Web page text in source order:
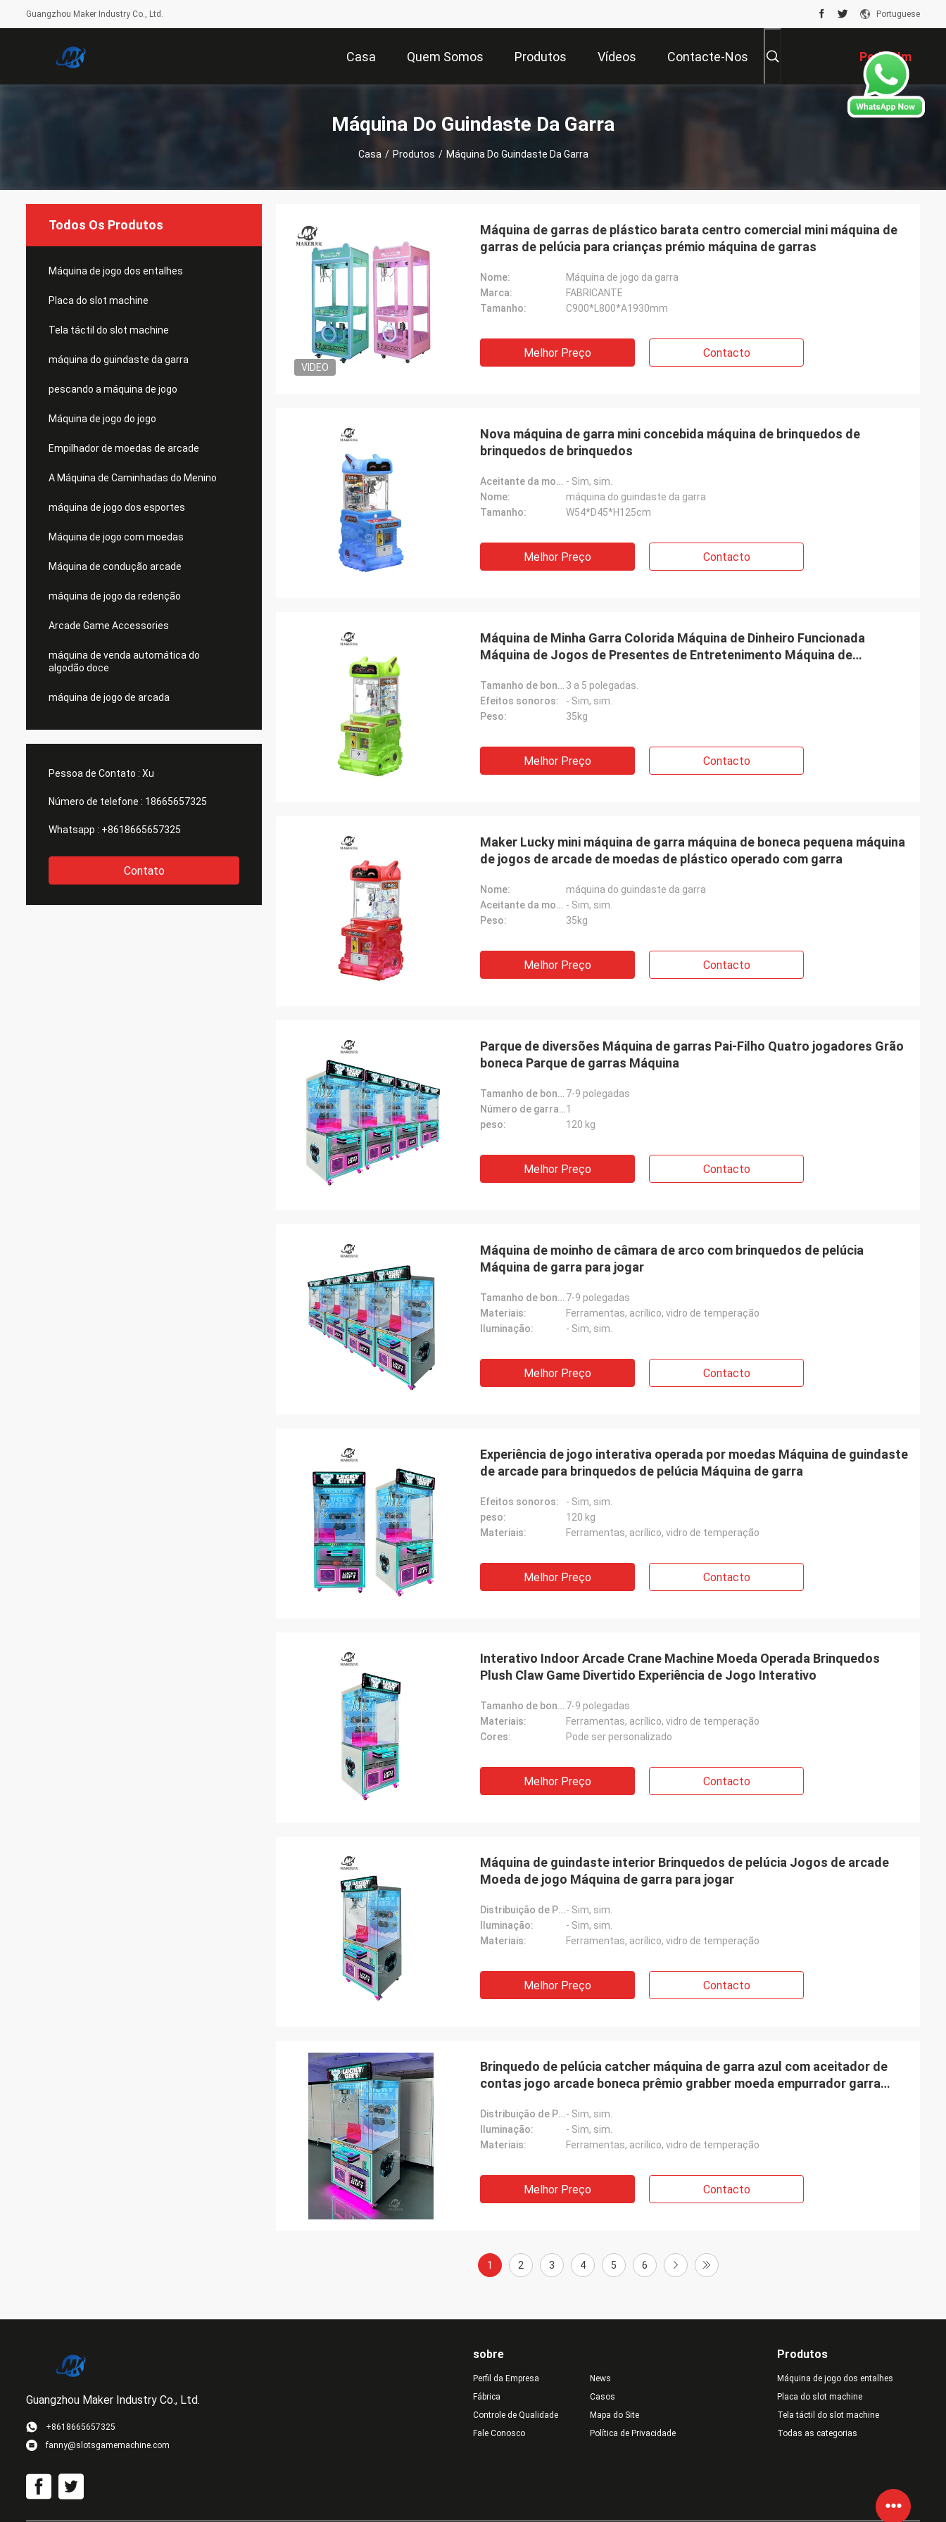
Guangzhou Maker Industry Co., Ltd. Portuguese
Casa Quem Somos Produtos Vídeos Contacte-Nos Pedir Um
Orçamento
Máquina Do Guindaste Da Garra
Casa / Produtos / Máquina Do Guindaste Da Garra
Todos Os Produtos
Máquina de jogo dos entalhes
Placa do slot machine
Tela táctil do slot machine
máquina do guindaste da garra
pescando a máquina de jogo
Máquina de jogo do jogo
Empilhador de moedas de arcade
A Máquina de Caminhadas do Menino
máquina de jogo dos esportes
Máquina de jogo com moedas
Máquina de condução arcade
máquina de jogo da redenção
Arcade Game Accessories
máquina de venda automática do
algodão doce
máquina de jogo de arcada
Pessoa de Contato : Xu
Número de telefone : 18665657325
Whatsapp : +8618665657325
Contato
VIDEO
Máquina de garras de plástico barata centro comercial mini máquina de
garras de pelúcia para crianças prémio máquina de garras
Nome:
Máquina de jogo da garra
Marca:
FABRICANTE
Tamanho:
C900*L800*A1930mm
Melhor Preço Contacto
Nova máquina de garra mini concebida máquina de brinquedos de
brinquedos de brinquedos
Aceitante da moeda: - Sim, sim.
Nome:
máquina do guindaste da garra
Tamanho:
W54*D45*H125cm
Melhor Preço Contacto
Máquina de Minha Garra Colorida Máquina de Dinheiro Funcionada
Máquina de Jogos de Presentes de Entretenimento Máquina de
Tamanho de boneca adequado: 3 a 5 polegadas.
Efeitos sonoros:
- Sim, sim.
Peso:
35kg
Melhor Preço Contacto
Maker Lucky mini máquina de garra máquina de boneca pequena máquina
de jogos de arcade de moedas de plástico operado com garra
Nome:
máquina do guindaste da garra
Aceitante da moeda: - Sim, sim.
Peso:
35kg
Melhor Preço Contacto
Parque de diversões Máquina de garras Pai-Filho Quatro jogadores Grão
boneca Parque de garras Máquina
Tamanho de boneca adequado: 7-9 polegadas
Número de garras:1
peso:
120 kg
Melhor Preço Contacto
Máquina de moinho de câmara de arco com brinquedos de pelúcia
Máquina de garra para jogar
Tamanho de boneca adequado: 7-9 polegadas
Materiais:
Ferramentas, acrílico, vidro de temperação
Iluminação:
- Sim, sim.
Melhor Preço Contacto
Experiência de jogo interativa operada por moedas Máquina de guindaste
de arcade para brinquedos de pelúcia Máquina de garra
Efeitos sonoros:
- Sim, sim.
peso:
120 kg
Materiais:
Ferramentas, acrílico, vidro de temperação
Melhor Preço Contacto
Interativo Indoor Arcade Crane Machine Moeda Operada Brinquedos
Plush Claw Game Divertido Experiência de Jogo Interativo
Tamanho de boneca adequado: 7-9 polegadas
Materiais:
Ferramentas, acrílico, vidro de temperação
Cores:
Pode ser personalizado
Melhor Preço Contacto
Máquina de guindaste interior Brinquedos de pelúcia Jogos de arcade
Moeda de jogo Máquina de garra para jogar
Distribuição de Prêmios:- Sim, sim.
Iluminação:
- Sim, sim.
Materiais:
Ferramentas, acrílico, vidro de temperação
Melhor Preço Contacto
Brinquedo de pelúcia catcher máquina de garra azul com aceitador de
contas jogo arcade boneca prêmio grabber moeda empurrador garra
Distribuição de Prêmios:- Sim, sim.
Iluminação:
- Sim, sim.
Materiais:
Ferramentas, acrílico, vidro de temperação
Melhor Preço Contacto
1 2 3 4 5 6
Guangzhou Maker Industry Co., Ltd.
+8618665657325
fanny@slotsgamemachine.com
sobre
Perfil da Empresa
Fábrica
Controle de Qualidade
Fale Conosco
News
Casos
Mapa do Site
Política de Privacidade
Produtos
Máquina de jogo dos entalhes
Placa do slot machine
Tela táctil do slot machine
Todas as categorias